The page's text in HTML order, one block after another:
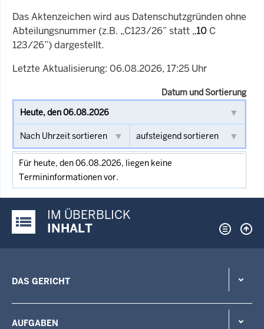
Das Aktenzeichen wird aus Datenschutzgründen ohne
Abteilungsnummer (z.B. „C123/26” statt „10 C
123/26”) dargestellt.
Letzte Aktualisierung: 06.08.2026, 17:25 Uhr
Datum und Sortierung
Für heute, den 06.08.2026, liegen keine
Termininformationen vor.
Justiz-Portal im Überblick:
IM ÜBERBLICK
INHALT
DAS GERICHT
AUFGABEN